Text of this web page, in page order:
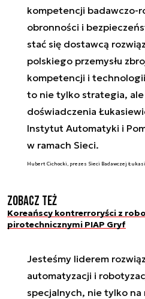
kompetencji badawczo-
obronności i
stać się dostawcą
polskiego przemysłu
kompetencji i
to nie tylko strategia,
doświadczenia
Instytut Automatyki i
w ramach Sieci.
Hubert Cichocki, prezes Sieci Badawczej
Zobacz też
Koreańscy kontrerroryści z
pirotechnicznymi PIAP Gryf
Jesteśmy liderem
automatyzacji i
specjalnych, nie tylko na